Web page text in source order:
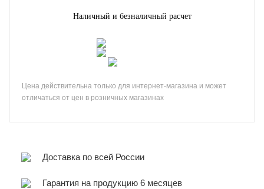
Наличный и безналичный расчет
Цена действительна только для интернет-магазина и может
отличаться от цен в розничных магазинах
Доставка по всей России
Гарантия на продукцию 6 месяцев